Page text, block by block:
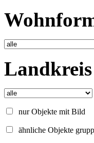
nur Objekte mit Bild
ähnliche Objekte